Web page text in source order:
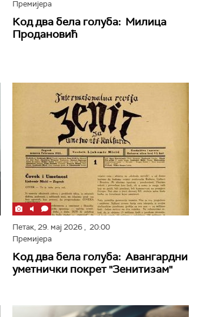
Премијера
Код два бела голуба: Милица
Продановић
Петак,29. мај 2026, 20:00
Премијера
Код два бела голуба: Авангардни
уметнички покрет ''Зенитизам''